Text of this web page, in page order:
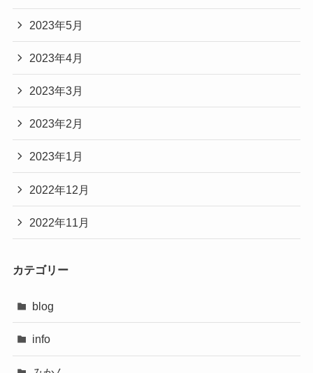
2023年5月
2023年4月
2023年3月
2023年2月
2023年1月
2022年12月
2022年11月
カテゴリー
blog
info